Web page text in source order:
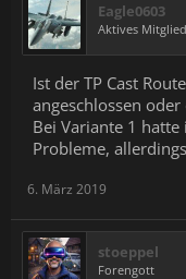
Eagle0603
Aktives Mitglied
Ist der TP Cast
angeschlossen
Bei Variante 1
Probleme,
6. März 2019
stoeppel
Forengott